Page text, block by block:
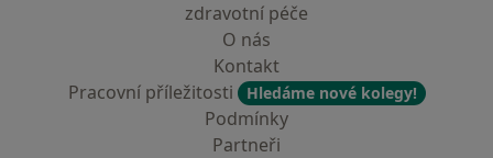
zdravotní péče
O nás
Kontakt
Pracovní příležitosti
Hledáme nové kolegy!
Podmínky
Partneři